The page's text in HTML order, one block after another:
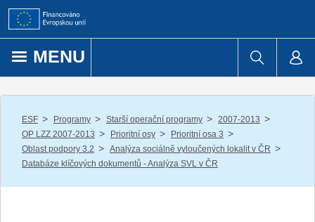
Přejít k obsahu
MENU
ESF / Programy / Starší operační programy / 2007-2013 /
OP LZZ 2007-2013 / Prioritní osy / Prioritní osa 3 /
Oblast podpory 3.2 / Analýza sociálně vyloučených lokalit v ČR /
Databáze klíčových dokumentů - Analýza SVL v ČR